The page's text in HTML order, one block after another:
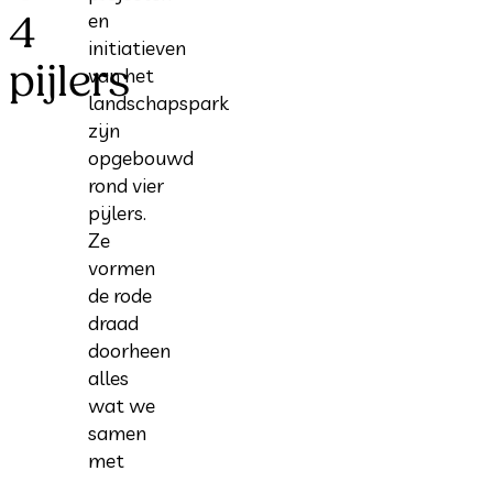
4
pijlers
en
initiatieven
van het
landschapspark
zijn
opgebouwd
rond vier
pijlers.
Ze
vormen
de rode
draad
doorheen
alles
wat we
samen
met